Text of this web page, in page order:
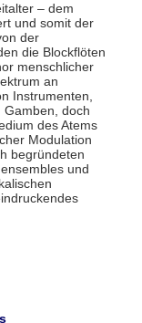
– dem
und somit der
der
die Blockflöten
menschlicher
an
Instrumenten,
Gamben, doch
des Atems
Modulation
begründeten
und